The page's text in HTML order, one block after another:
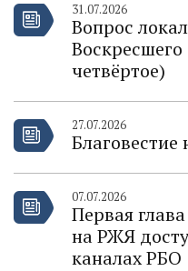
31.07.2026
Вопрос
Воскресшего
четвёртое)
27.07.2026
07.07.2026
Первая
на РЖЯ
каналах РБО